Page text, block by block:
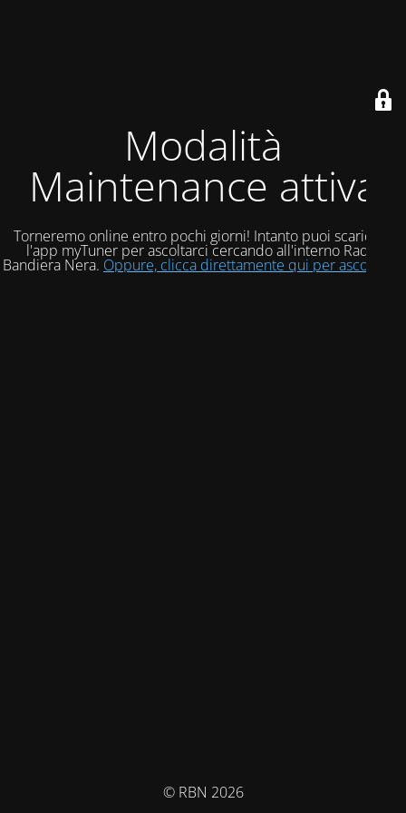
Modalità
Maintenance attiva
Torneremo online entro pochi giorni! Intanto puoi scaricare
l'app myTuner per ascoltarci cercando all'interno Radio
Bandiera Nera. Oppure, clicca direttamente qui per ascoltarci!
© RBN 2026